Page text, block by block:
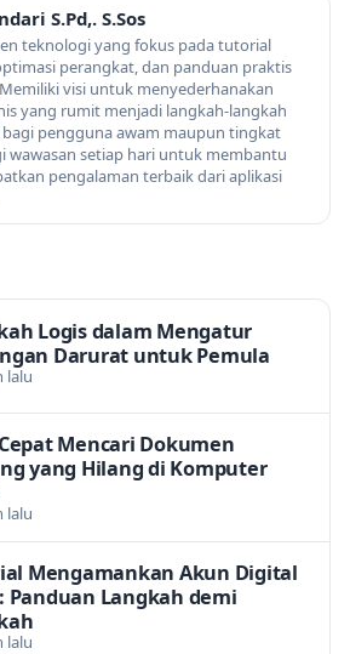
S.Pd,. S.Sos
teknologi yang fokus pada tutorial
perangkat, dan panduan praktis
visi untuk menyederhanakan
yang rumit menjadi langkah-langkah
pengguna awam maupun tingkat
wawasan setiap hari untuk membantu
pengalaman terbaik dari aplikasi
Logis dalam Mengatur
Darurat untuk Pemula
lalu
Mencari Dokumen
yang Hilang di Komputer
lalu
Mengamankan Akun Digital
Panduan Langkah demi
lalu